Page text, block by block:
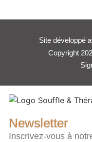
Site développé
Copyright
Newsletter
Inscrivez-vous à